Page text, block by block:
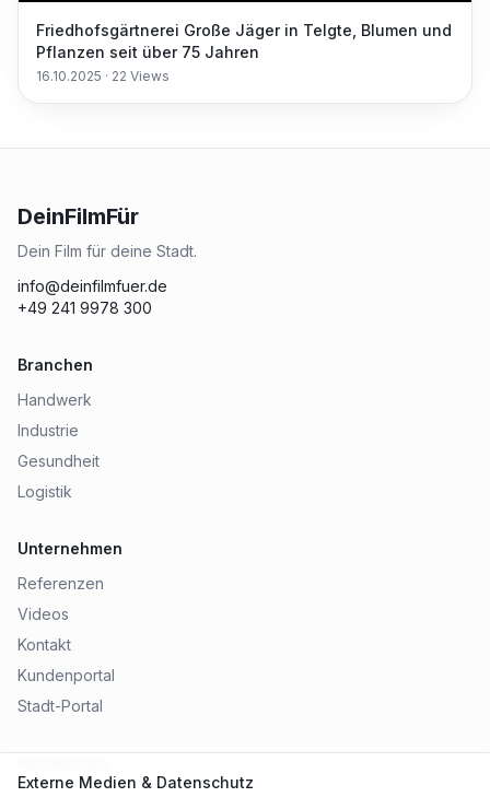
Friedhofsgärtnerei Große Jäger in Telgte, Blumen und
Pflanzen seit über 75 Jahren
16.10.2025 · 22 Views
DeinFilmFür
Dein Film für deine Stadt.
info@deinfilmfuer.de
+49 241 9978 300
Branchen
Handwerk
Industrie
Gesundheit
Logistik
Unternehmen
Referenzen
Videos
Kontakt
Kundenportal
Stadt-Portal
Externe Medien & Datenschutz